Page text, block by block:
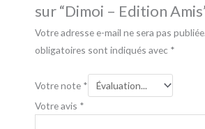
sur “Dimoi – Edition
Votre adresse e-mail ne sera pas publiée.
obligatoires sont indiqués avec *
Votre note *
Votre avis *